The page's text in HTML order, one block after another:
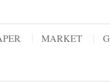
MARKET